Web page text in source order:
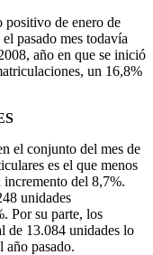
positivo de enero de
pasado mes todavía
año en que se inició
un 16,8%
el conjunto del mes de
es el que menos
del 8,7%.
unidades
Por su parte, los
de 13.084 unidades lo
año pasado.